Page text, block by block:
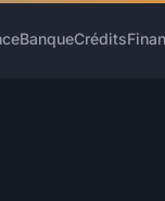
BanqueCrédits